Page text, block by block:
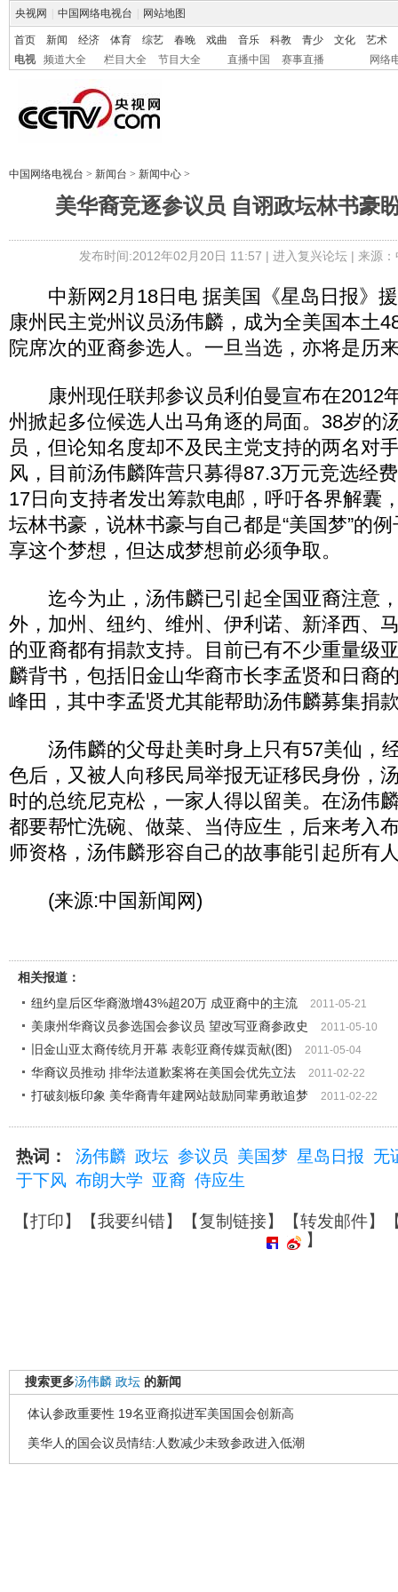
央视网 中国网络电视台 网站地图
首页 新闻 经济 体育 综艺 春晚 戏曲 音乐 科教 青少 文化
艺术
电视
频道大全 栏目大全 节目大全 直播中国 赛事直播 网络
中国网络电视台 > 新闻台 > 新闻中心 >
美华裔竞逐参议员 自诩政坛林书豪
发布时间:2012年02月20日 11:57 | 进入复兴论坛| 来源
中新网2月18日电 据美国《星岛日报》援
康州民主党州议员汤伟麟，成为全美国本土
院席次的亚裔参选人。一旦当选，亦将是历
康州现任联邦参议员利伯曼宣布在2012
州掀起多位候选人出马角逐的局面。38岁的
员，但论知名度却不及民主党支持的两名对
风，目前汤伟麟阵营只募得87.3万元竞选经
17日向支持者发出筹款电邮，呼吁各界解囊
坛林书豪，说林书豪与自己都是“美国梦”的
享这个梦想，但达成梦想前必须争取。
迄今为止，汤伟麟已引起全国亚裔注意
外，加州、纽约、维州、伊利诺、新泽西、
的亚裔都有捐款支持。目前已有不少重量级
麟背书，包括旧金山华裔市长李孟贤和日裔
峰田，其中李孟贤尤其能帮助汤伟麟募集捐
汤伟麟的父母赴美时身上只有57美仙，
色后，又被人向移民局举报无证移民身份，
时的总统尼克松，一家人得以留美。在汤伟
都要帮忙洗碗、做菜、当侍应生，后来考入
师资格，汤伟麟形容自己的故事能引起所有
(来源:中国新闻网)
相关报道：
纽约皇后区华裔激增43%超20万 成亚裔中的主流
2011-05-21
美康州华裔议员参选国会参议员 望改写亚裔参政史 2011-05-10
旧金山亚太裔传统月开幕 表彰亚裔传媒贡献(图) 2011-05-04
华裔议员推动 排华法道歉案将在美国会优先立法 2011-02-22
打破刻板印象 美华裔青年建网站鼓励同辈勇敢追梦 2011-02-22
热词： 汤伟麟 政坛 参议员 美国梦 星岛日报 无
于下风 布朗大学 亚裔 侍应生
【打印】【我要纠错】【复制链接】【转发邮件】
】
搜索更多汤伟麟 政坛 的新闻
体认参政重要性 19名亚裔拟进军美国国会创新高
美华人的国会议员情结:人数减少未致参政进入低潮